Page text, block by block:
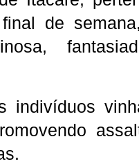
de
indivíduos